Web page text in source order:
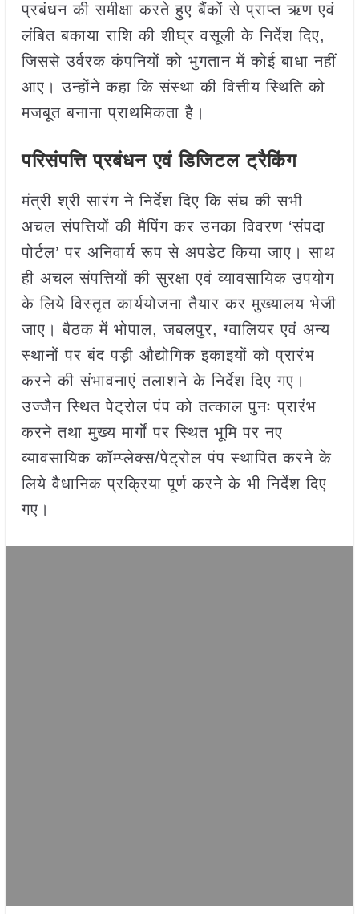
प्रबंधन की समीक्षा करते हुए बैंकों से प्राप्त ऋण एवं
लंबित बकाया राशि की शीघ्र वसूली के निर्देश दिए,
जिससे उर्वरक कंपनियों को भुगतान में कोई बाधा नहीं
आए। उन्होंने कहा कि संस्था की वित्तीय स्थिति को
मजबूत बनाना प्राथमिकता है।
परिसंपत्ति प्रबंधन एवं डिजिटल ट्रैकिंग
मंत्री श्री सारंग ने निर्देश दिए कि संघ की सभी
अचल संपत्तियों की मैपिंग कर उनका विवरण ‘संपदा
पोर्टल’ पर अनिवार्य रूप से अपडेट किया जाए। साथ
ही अचल संपत्तियों की सुरक्षा एवं व्यावसायिक उपयोग
के लिये विस्तृत कार्ययोजना तैयार कर मुख्यालय भेजी
जाए। बैठक में भोपाल, जबलपुर, ग्वालियर एवं अन्य
स्थानों पर बंद पड़ी औद्योगिक इकाइयों को प्रारंभ
करने की संभावनाएं तलाशने के निर्देश दिए गए।
उज्जैन स्थित पेट्रोल पंप को तत्काल पुनः प्रारंभ
करने तथा मुख्य मार्गों पर स्थित भूमि पर नए
व्यावसायिक कॉम्प्लेक्स/पेट्रोल पंप स्थापित करने के
लिये वैधानिक प्रक्रिया पूर्ण करने के भी निर्देश दिए
गए।